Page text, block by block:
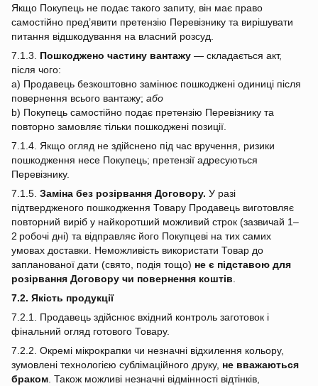
Якщо Покупець не подає такого запиту, він має право
самостійно пред’явити претензію Перевізнику та вирішувати
питання відшкодування на власний розсуд.
7.1.3. Пошкоджено частину вантажу — складається акт,
після чого:
a) Продавець безкоштовно замінює пошкоджені одиниці після
повернення всього вантажу; або
b) Покупець самостійно подає претензію Перевізнику та
повторно замовляє тільки пошкоджені позиції.
7.1.4. Якщо огляд не здійснено під час вручення, ризики
пошкодження несе Покупець; претензії адресуються
Перевізнику.
7.1.5. Заміна без розірвання Договору. У разі
підтвердженого пошкодження Товару Продавець виготовляє
повторний виріб у найкоротший можливий строк (зазвичай 1–
2 робочі дні) та відправляє його Покупцеві на тих самих
умовах доставки. Неможливість використати Товар до
запланованої дати (свято, подія тощо) не є підставою для
розірвання Договору чи повернення коштів
7.2. Якість продукції
7.2.1. Продавець здійснює вхідний контроль заготовок і
фінальний огляд готового Товару.
7.2.2. Окремі мікрокрапки чи незначні відхилення кольору,
зумовлені технологією сублімаційного друку, не вважаються
браком . Також можливі незначні відмінності відтінків,